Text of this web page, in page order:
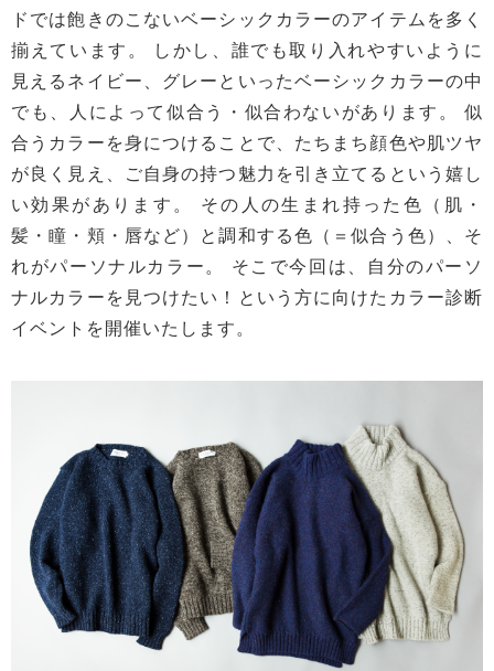
ドでは飽きのこないベーシックカラーのアイテムを多く
揃えています。 しかし、誰でも取り入れやすいように
見えるネイビー、グレーといったベーシックカラーの中
でも、人によって似合う・似合わないがあります。 似
合うカラーを身につけることで、たちまち顔色や肌ツヤ
が良く見え、ご自身の持つ魅力を引き立てるという嬉し
い効果があります。 その人の生まれ持った色（肌・
髪・瞳・頬・唇など）と調和する色（＝似合う色）、そ
れがパーソナルカラー。 そこで今回は、自分のパーソ
ナルカラーを見つけたい！という方に向けたカラー診断
イベントを開催いたします。